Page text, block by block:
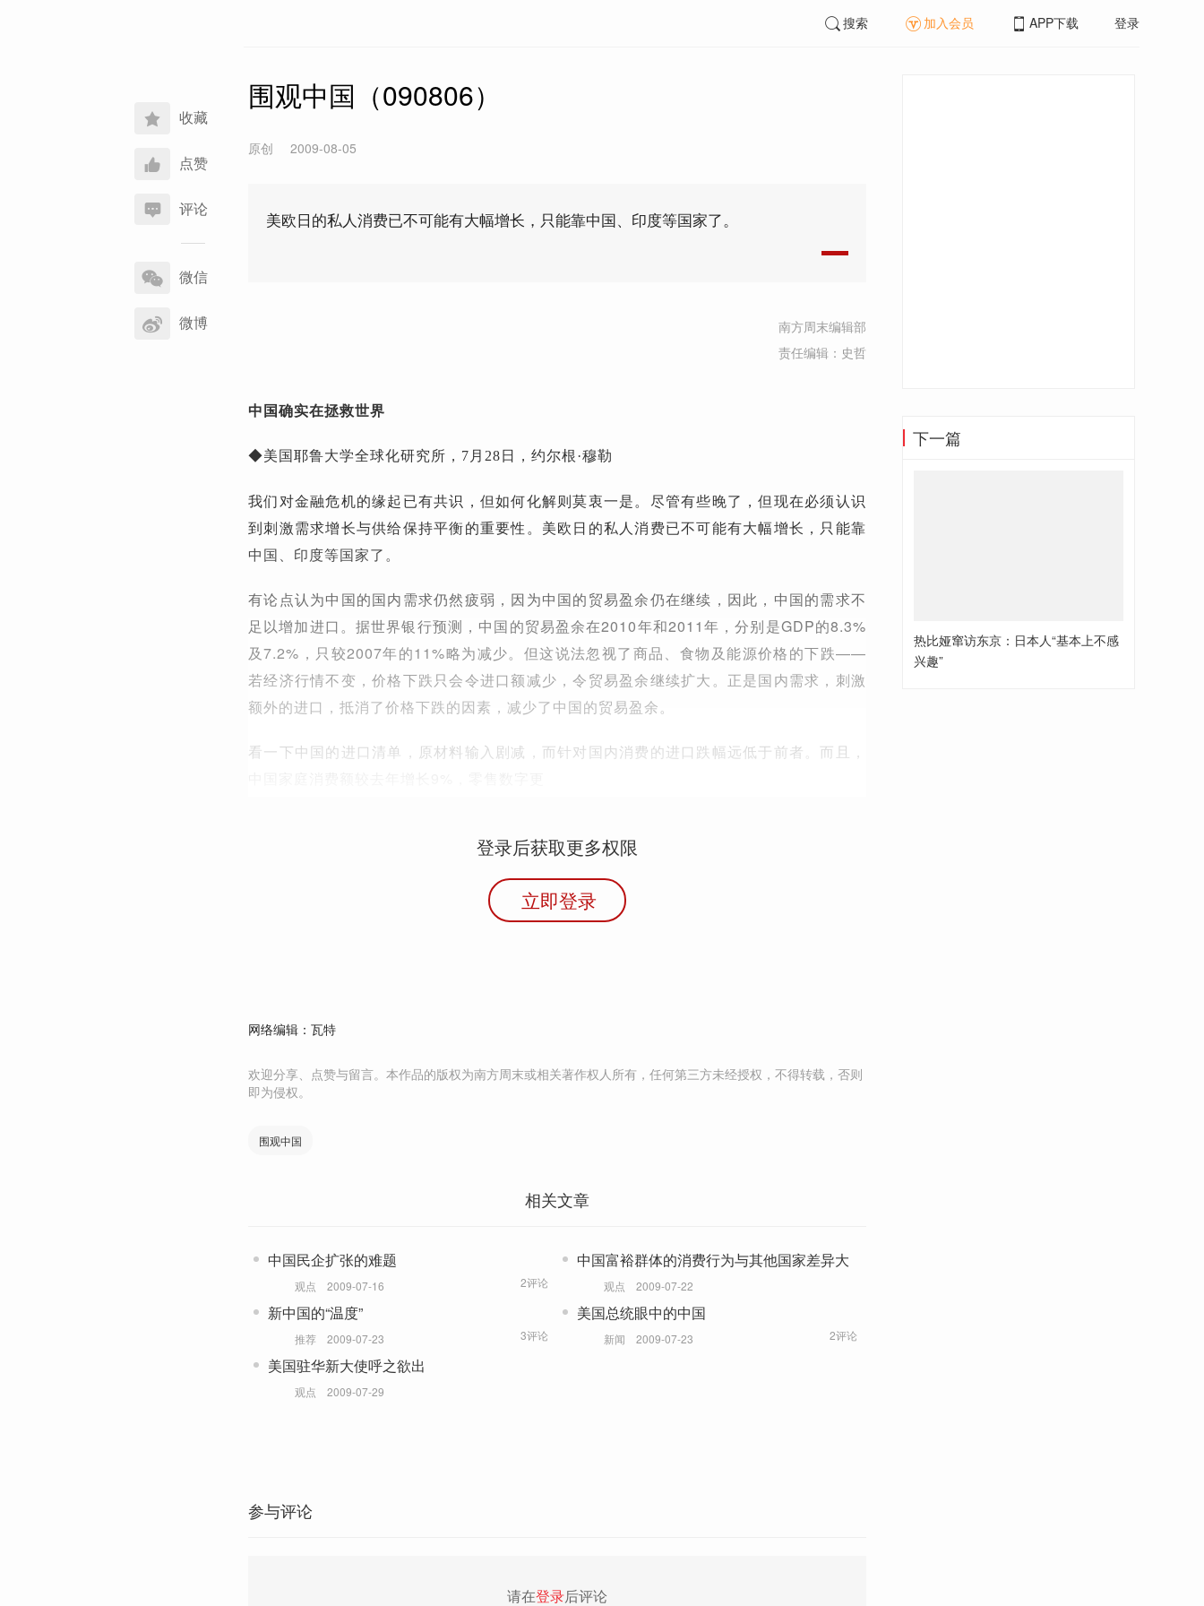
收藏
点赞
评论
享
到
微信
微博
搜索 加入会员 APP下载 登录
围观中国（090806）
原创 2009-08-05
美欧日的私人消费已不可能有大幅增长，只能靠中国、印度等国家了。
南方周末编辑部
责任编辑：史哲
中国确实在拯救世界
◆美国耶鲁大学全球化研究所，7月28日，约尔根·穆勒
我们对金融危机的缘起已有共识，但如何化解则莫衷一是。尽管有些晚了，但现在必须认识
到刺激需求增长与供给保持平衡的重要性。美欧日的私人消费已不可能有大幅增长，只能靠
中国、印度等国家了。
有论点认为中国的国内需求仍然疲弱，因为中国的贸易盈余仍在继续，因此，中国的需求不
足以增加进口。据世界银行预测，中国的贸易盈余在2010年和2011年，分别是GDP的8.3%
及7.2%，只较2007年的11%略为减少。但这说法忽视了商品、食物及能源价格的下跌——
若经济行情不变，价格下跌只会令进口额减少，令贸易盈余继续扩大。正是国内需求，刺激
额外的进口，抵消了价格下跌的因素，减少了中国的贸易盈余。
看一下中国的进口清单，原材料输入剧减，而针对国内消费的进口跌幅远低于前者。而且，
登录后获取更多权限
立即登录
网络编辑：瓦特
欢迎分享、点赞与留言。本作品的版权为南方周末或相关著作权人所有，任何第三方未经授权，不得转载，否则
即为侵权。
围观中国
相关文章
中国民企扩张的难题
观点 2009-07-16 2评论
中国富裕群体的消费行为与其他国家差异大
观点 2009-07-22
新中国的“温度”
推荐 2009-07-23 3评论
美国总统眼中的中国
新闻 2009-07-23 2评论
美国驻华新大使呼之欲出
观点 2009-07-29
参与评论
请在登录后评论
下一篇
热比娅窜访东京：日本人“基本上不感
兴趣”